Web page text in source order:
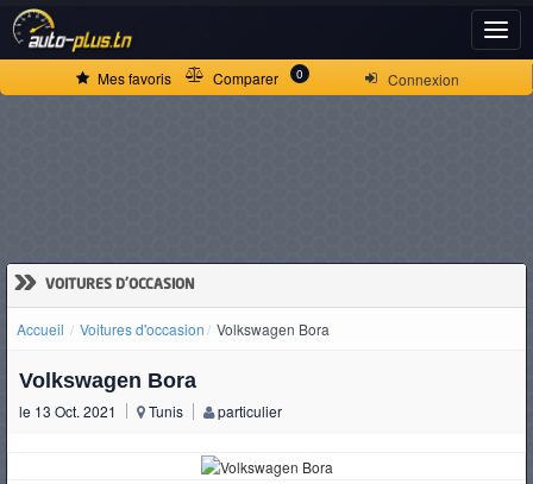
Connexion
Mes favoris Comparer 0
» VOITURES D'OCCASION
Accueil Voitures d'occasion Volkswagen Bora
Volkswagen Bora
le 13 Oct. 2021 Tunis particulier
ACCUEIL
D'OCCASION